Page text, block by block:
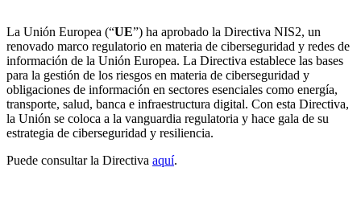
La Unión Europea (“UE”) ha aprobado la Directiva NIS2, un
renovado marco regulatorio en materia de ciberseguridad y redes de
información de la Unión Europea. La Directiva establece las bases
para la gestión de los riesgos en materia de ciberseguridad y
obligaciones de información en sectores esenciales como energía,
transporte, salud, banca e infraestructura digital. Con esta Directiva,
la Unión se coloca a la vanguardia regulatoria y hace gala de su
estrategia de ciberseguridad y resiliencia.
Puede consultar la Directiva aquí.